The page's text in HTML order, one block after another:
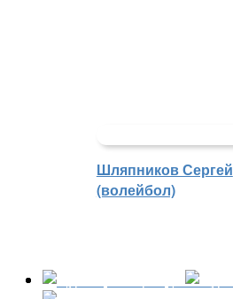
Шляпников Сергей
(волейбол)